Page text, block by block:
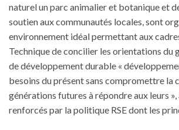
naturel un parc animalier et botanique et
soutien aux communautés locales, sont
environnement idéal permettant aux
Technique de concilier les orientations du
de développement durable «
besoins du présent sans compromettre la
générations futures à répondre aux leurs »,
renforcés par la politique RSE dont les